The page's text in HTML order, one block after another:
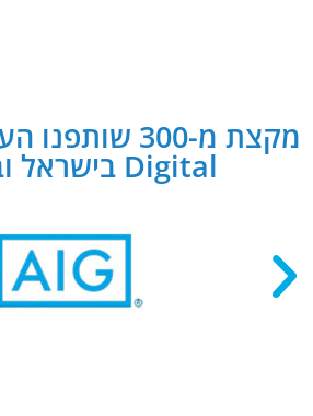
Digital בישראל ובעולם: